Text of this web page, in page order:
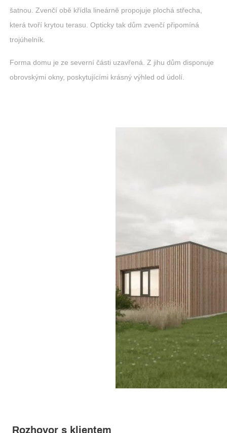
šatnou. Zvenčí obě křídla lineárně propojuje plochá střecha,
která tvoří krytou terasu. Opticky tak dům zvenčí připomíná
trojúhelník.
Forma domu je ze severní části uzavřená. Z jihu dům disponuje
obrovskými okny, poskytujícími krásný výhled od údolí.
Rozhovor s klientem